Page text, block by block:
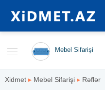
Mebel Sifarişi
Xidmet ▸ Mebel Sifarişi ▸ Rəflər